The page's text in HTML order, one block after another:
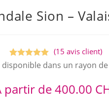
Sion –
Noté5.00
basé sur
15
(15 avis client)
dans un rayon de
partir de400.00